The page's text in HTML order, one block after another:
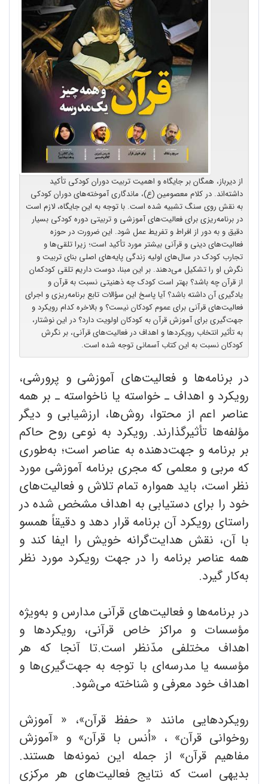
از دیرباز، همگان بر جایگاه و اهمیت تربیت دوران کودکی تأکید
داشته‌اند. در کلام معصومین (ع)، ماندگاری آموخته‌های دوران کودکی
به نقش روی سنگ تشبیه شده است. با توجه به این جایگاه، لازم است
در برنامه‌ریزی برای فعالیت‌های آموزشی و تربیتی دوره کودکی بسیار
دقیق و به دور از افراط و تفریط عمل شود. این ضرورت در حوزه
فعالیت‌های دینی و قرآنی بیشتر مورد تأکید است؛ زیرا تلقی‌ها و
تجارب کودک در سال‌های اولیه زندگی پایه‌های اصلی بنای تربیت و
نگرش او را تشکیل می‌دهند. بر این مبنا، دوست داریم تلقی کودکمان
از قرآن چه باشد؟ بهتر است کودک چه ذهنیتی نسبت به قرآن و
یادگیری آن داشته باشد؟ آیا پاسخ این سؤالات تابع برنامه‌ریزی و اجرای
فعالیت‌های قرآنی برای عموم کودکان نیست؟ و بالاخره کدام رویکرد و
جهت‌گیری برای آموزش قرآن به کودکان اولویت دارد؟ در این نوشتار،
به تأثیر انتخاب رویکردها و اهداف در فعالیت‌های قرآنی، بر نگرش
کودکان نسبت به این کتاب آسمانی توجه شده است.
در برنامه‌ها و فعالیت‌های آموزشی و پرورشی،
‌رویکرد و اهداف ـ خواسته یا ناخواسته ـ بر همه
عناصر اعم از محتوا، روش‌ها، ارزشیابی و دیگر
مؤلفه‌ها تأثیرگذارند. رویکرد به نوعی روح حاکم
بر برنامه و جهت‌دهنده به عناصر است؛ به‌طوری
که مربی و معلمی که مجری برنامه آموزشی مورد
نظر است، باید همواره تمام تلاش و فعالیت‌های
خود را برای دستیابی به اهداف مشخص شده در
راستای رویکرد آن برنامه‌ قرار دهد و دقیقاً همسو
با آن، نقش هدایت‌گرانه خویش را ایفا کند و
همه عناصر برنامه را در جهت رویکرد مورد نظر
به‌کار گیرد.
در برنامه‌ها و فعالیت‌های قرآنی مدارس و به‌ویژه
مؤسسات و مراکز خاص قرآنی، رویکردها و
اهداف مختلفی مدّنظر است.تا آنجا که هر
مؤسسه یا مدرسه‌ای با توجه به جهت‌گیری‌ها و
اهداف خود معرفی و شناخته می‌شود.
رویکردهایی مانند « حفظ قرآن»، « آموزش
روخوانی قرآن» ، «اُنس با قرآن» و «آموزش
مفاهیم قرآن» از جمله این نمونه‌ها هستند.
بدیهی است که نتایج فعالیت‌های هر مرکزی